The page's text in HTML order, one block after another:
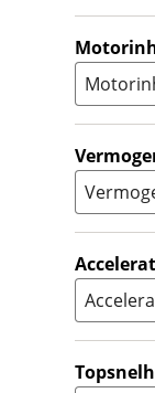
Trial (
A (11)
A1 (0)
(